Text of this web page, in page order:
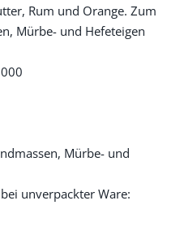
Rum und Orange. Zum
Mürbe- und Hefeteigen
Mürbe- und
unverpackter Ware: